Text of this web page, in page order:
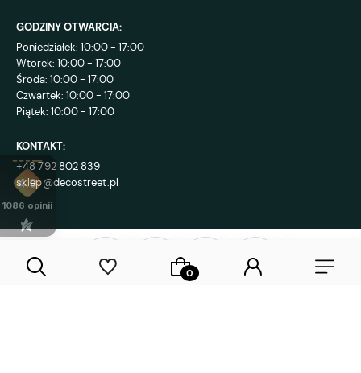
GODZINY OTWARCIA:
Poniedziałek: 10:00 - 17:00
Wtorek: 10:00 - 17:00
Środa: 10:00 - 17:00
Czwartek: 10:00 - 17:00
Piątek: 10:00 - 17:00
KONTAKT:
+48 792 802 839
sklep@decostreet.pl
4.9
1086 opinii